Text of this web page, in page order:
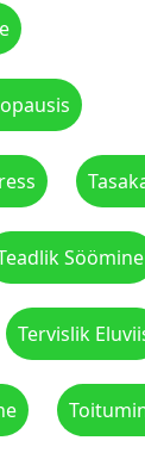
Söömine
Tervislik